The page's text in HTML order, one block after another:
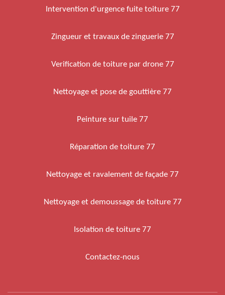
Intervention d'urgence fuite toiture 77
Zingueur et travaux de zinguerie 77
Verification de toiture par drone 77
Nettoyage et pose de gouttière 77
Peinture sur tuile 77
Réparation de toiture 77
Nettoyage et ravalement de façade 77
Nettoyage et demoussage de toiture 77
Isolation de toiture 77
Contactez-nous